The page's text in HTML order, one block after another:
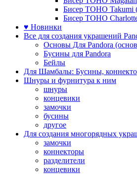
Бисер TOHO Takumi
Бисер TOHO
♥ Новинки
Все для создания украшений
Основы Для Pandora
Бусины для Pandora
Бейлы
Для Шамбалы: Бусины,
Шнуры и фурнитура к ним
шнуры
концевики
замочки
бусины
другое
Для создания многорядных
замочки
коннекторы
разделители
концевики